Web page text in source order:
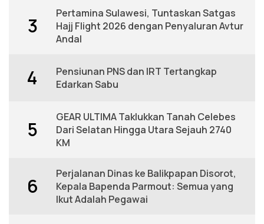
3
Pertamina Sulawesi, Tuntaskan Satgas
Hajj Flight 2026 dengan Penyaluran Avtur
Andal
4
Pensiunan PNS dan IRT Tertangkap
Edarkan Sabu
5
GEAR ULTIMA Taklukkan Tanah Celebes
Dari Selatan Hingga Utara Sejauh 2740
KM
6
Perjalanan Dinas ke Balikpapan Disorot,
Kepala Bapenda Parmout: Semua yang
Ikut Adalah Pegawai